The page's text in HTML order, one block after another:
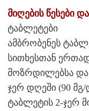
მიღების წესები
ტაბლეტები
ამბრობენეს
სითხესთან ერთად
მოზრდილებსა და
ჯერ დღეში (90
ტაბლეტის 2-ჯერ